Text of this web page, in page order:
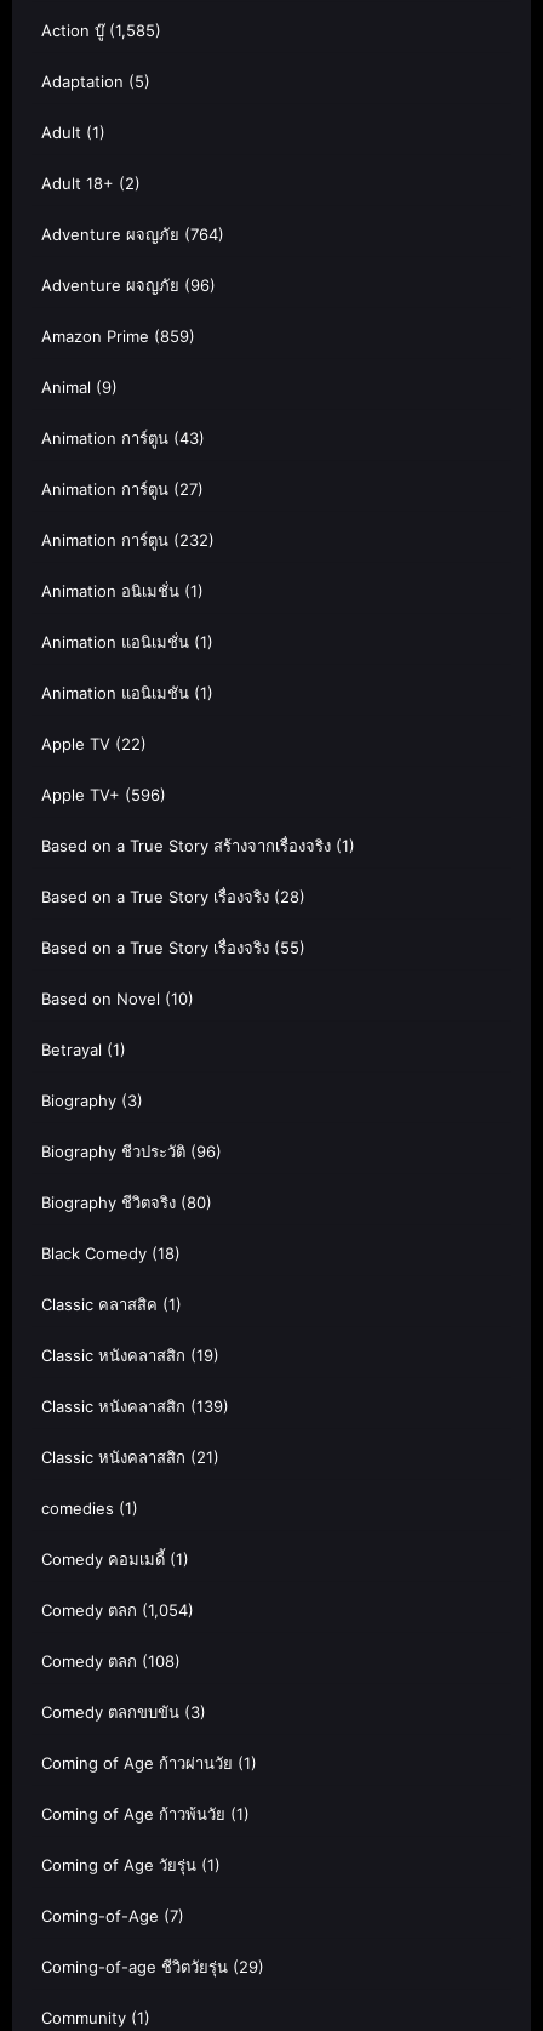
Action บู๊(1,585)
Adaptation (5)
Adult (1)
Adult 18+ (2)
Adventure ผจญภัย (764)
Adventure ผจญภัย (96)
Amazon Prime (859)
Animal (9)
Animation การ์ตูน (43)
Animation การ์ตูน (27)
Animation การ์ตูน (232)
Animation อนิเมชั่น (1)
Animation แอนิเมชั่น (1)
Animation แอนิเมชัน (1)
Apple TV (22)
Apple TV+ (596)
Based on a True Story สร้างจากเรื่องจริง (1)
Based on a True Story เรื่องจริง (28)
Based on a True Story เรื่องจริง (55)
Based on Novel (10)
Betrayal (1)
Biography (3)
Biography ชีวประวัติ (96)
Biography ชีวิตจริง (80)
Black Comedy (18)
Classic คลาสสิค (1)
Classic หนังคลาสสิก (19)
Classic หนังคลาสสิก (139)
Classic หนังคลาสสิก (21)
comedies (1)
Comedy คอมเมดี้ (1)
Comedy ตลก (1,054)
Comedy ตลก (108)
Comedy ตลกขบขัน (3)
Coming of Age ก้าวผ่านวัย (1)
Coming of Age ก้าวพ้นวัย (1)
Coming of Age วัยรุ่น (1)
Coming-of-Age (7)
Coming-of-age ชีวิตวัยรุ่น (29)
Community (1)